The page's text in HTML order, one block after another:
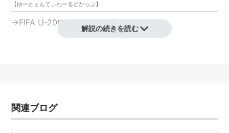
【ゆーとぇんてぃわーるどかっぷ】
→FIFA U-20ワールドカップ
解説の続きを読む
関連ブログ